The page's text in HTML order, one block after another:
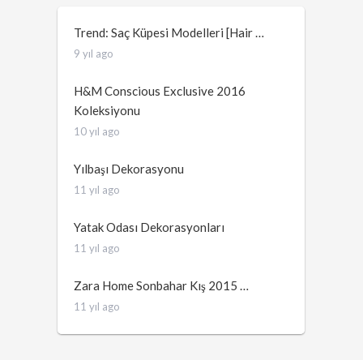
Trend: Saç Küpesi Modelleri [Hair …
9 yıl ago
H&M Conscious Exclusive 2016
Koleksiyonu
10 yıl ago
Yılbaşı Dekorasyonu
11 yıl ago
Yatak Odası Dekorasyonları
11 yıl ago
Zara Home Sonbahar Kış 2015 …
11 yıl ago